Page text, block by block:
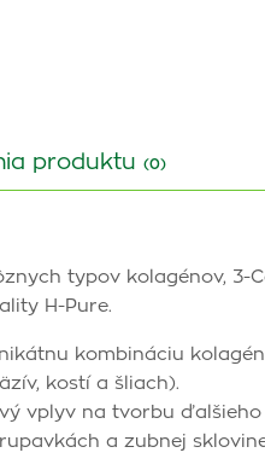
produktu (0)
typov kolagénov, 3-
H-Pure.
kombináciu
kostí a šliach).
vplyv na tvorbu ďalšieho
a zubnej